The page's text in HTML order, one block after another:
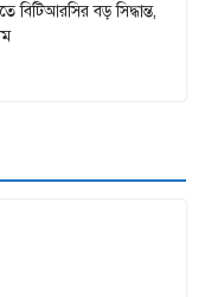
বিটিআরসির বড় সিদ্ধান্ত,